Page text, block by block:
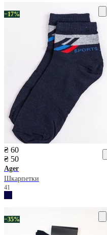
−17%
₴ 60
₴ 50
Ager
Шкарпетки
41
−35%